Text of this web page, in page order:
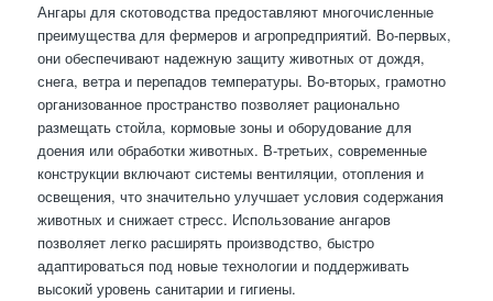
Ангары для скотоводства предоставляют многочисленные
преимущества для фермеров и агропредприятий. Во-первых,
они обеспечивают надежную защиту животных от дождя,
снега, ветра и перепадов температуры. Во-вторых, грамотно
организованное пространство позволяет рационально
размещать стойла, кормовые зоны и оборудование для
доения или обработки животных. В-третьих, современные
конструкции включают системы вентиляции, отопления и
освещения, что значительно улучшает условия содержания
животных и снижает стресс. Использование ангаров
позволяет легко расширять производство, быстро
адаптироваться под новые технологии и поддерживать
высокий уровень санитарии и гигиены.